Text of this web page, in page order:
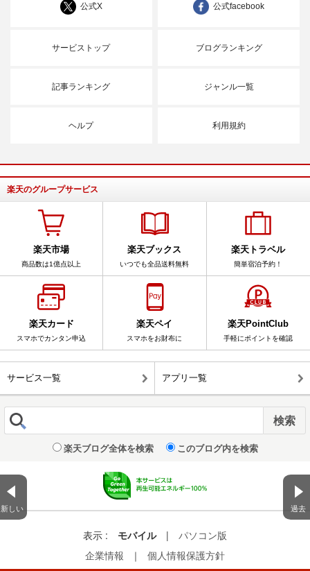
新しい 過去
公式X 公式facebook
サービストップ ブログランキング
記事ランキング ジャンル一覧
ヘルプ 利用規約
楽天のグループサービス
楽天市場
商品数は1億点以上
楽天ブックス
いつでも全品送料無料
楽天トラベル
簡単宿泊予約！
楽天カード
スマホでカンタン申込
楽天ペイ
スマホをお財布に
楽天PointClub
手軽にポイントを確認
サービス一覧 アプリ一覧
楽天ブログ全体を検索 このブログ内を検索
表示 : モバイル |
パソコン版
企業情報
｜ 個人情報保護方針